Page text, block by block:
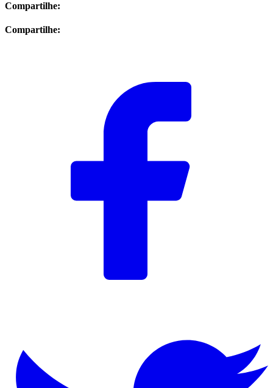
Compartilhe:
Compartilhe: